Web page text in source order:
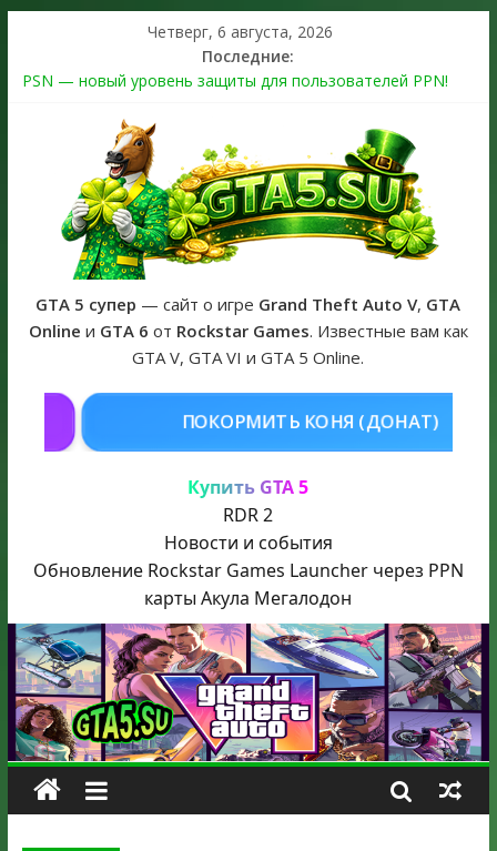
Четверг, 6 августа, 2026
Последние:
PSN — новый уровень защиты для пользователей PPN!
The Kortz Center Heist выйдет в GTA Online уже 14 июля
Регистрация в Rockstar Games Social Club ошибка #1.500.7:
как зарегистрировать аккаунт и войти без проблем в 2026
Получайте особые награды в GTA Online по программе
Fine Art Collector
GTA 6 официальная обложка игры и Предзаказ Grand Theft
Auto VI
GTA 5 супер — сайт о игре Grand Theft Auto V, GTA
Online и GTA 6 от Rockstar Games. Известные вам как
GTA V, GTA VI и GTA 5 Online.
КУПИТЬ GTA 5
Купить GTA 5
RDR 2
Новости и события
Обновление Rockstar Games Launcher через PPN
карты Акула Мегалодон